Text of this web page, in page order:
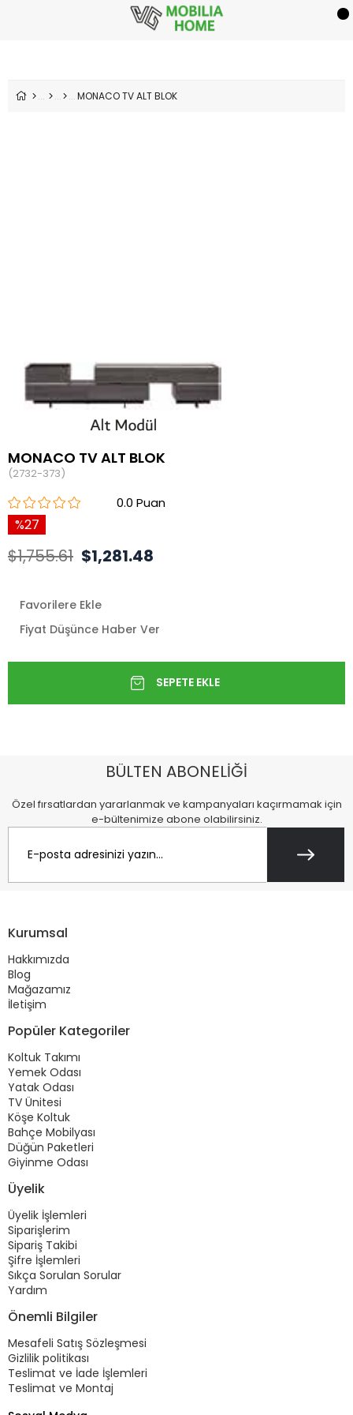
MONACO TV ALT BLOK
MONACO TV ALT BLOK
(2732-373)
0.0
27
$1,755.61 $1,281.48
Favorilere Ekle
Fiyat Düşünce Haber Ver
BÜLTEN ABONELİĞİ
Özel fırsatlardan yararlanmak ve kampanyaları kaçırmamak için
e-bültenimize abone olabilirsiniz.
Kurumsal
Hakkımızda
Blog
Mağazamız
İletişim
Popüler Kategoriler
Koltuk Takımı
Yemek Odası
Yatak Odası
TV Ünitesi
Köşe Koltuk
Bahçe Mobilyası
Düğün Paketleri
Giyinme Odası
Üyelik
Üyelik İşlemleri
Siparişlerim
Sipariş Takibi
Şifre İşlemleri
Sıkça Sorulan Sorular
Yardım
Önemli Bilgiler
Mesafeli Satış Sözleşmesi
Gizlilik politikası
Teslimat ve İade İşlemleri
Teslimat ve Montaj